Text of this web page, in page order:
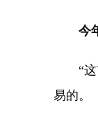
今年
“这首
易的。